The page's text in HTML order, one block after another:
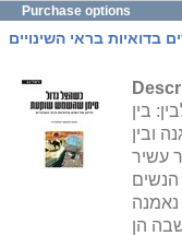
Purchase options
בראי השינויים
בין
ובין
עשיר
הנשים
נאמנה
הן